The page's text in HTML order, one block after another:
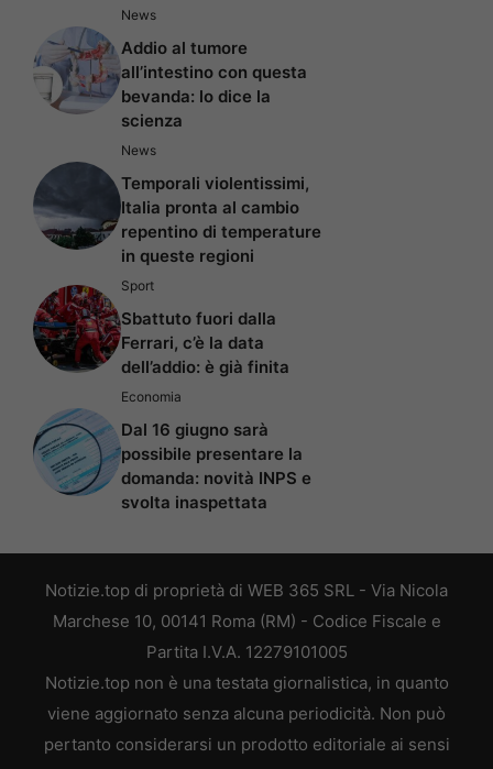
News
Addio al tumore
all’intestino con questa
bevanda: lo dice la
scienza
News
Temporali violentissimi,
Italia pronta al cambio
repentino di temperature
in queste regioni
Sport
Sbattuto fuori dalla
Ferrari, c’è la data
dell’addio: è già finita
Economia
Dal 16 giugno sarà
possibile presentare la
domanda: novità INPS e
svolta inaspettata
Notizie.top di proprietà di WEB 365 SRL - Via Nicola
Marchese 10, 00141 Roma (RM) - Codice Fiscale e
Partita I.V.A. 12279101005
Notizie.top non è una testata giornalistica, in quanto
viene aggiornato senza alcuna periodicità. Non può
pertanto considerarsi un prodotto editoriale ai sensi